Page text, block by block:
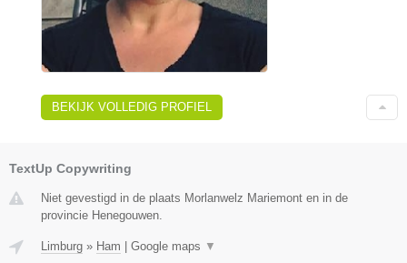
BEKIJK VOLLEDIG PROFIEL
TextUp Copywriting
Niet gevestigd in de plaats Morlanwelz Mariemont en in de
provincie Henegouwen.
Limburg » Ham Google maps ▼